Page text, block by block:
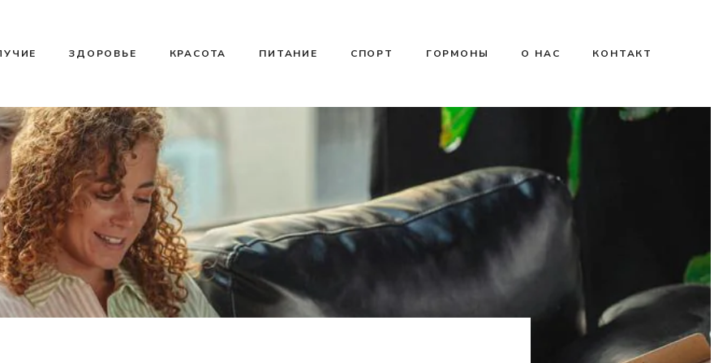
ЗДОРОВЬЕ КРАСОТА ПИТАНИЕ СПОРТ ГОРМОНЫ О НАС КОНТАКТ